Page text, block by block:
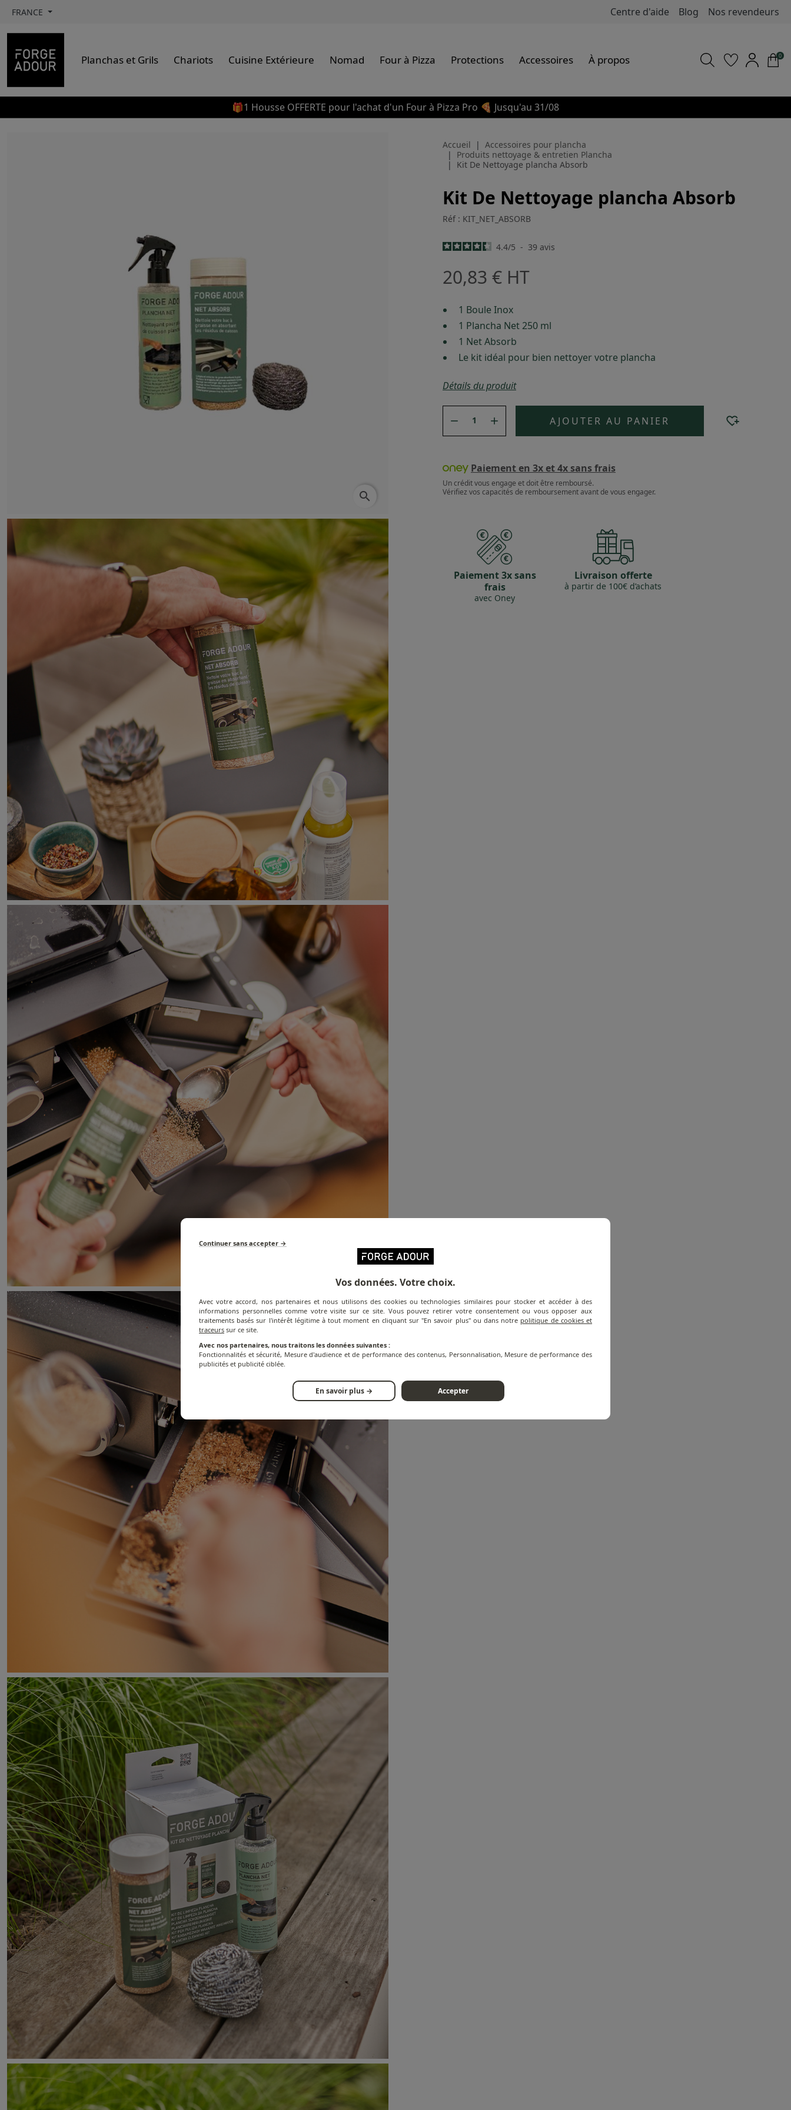
FRANCE Centre d'aide Blog Nos revendeurs
Planchas et Grils Chariots Cuisine Extérieure Nomad Four à Pizza Protections Accessoires À propos 0
🎁1 Housse OFFERTE pour l'achat d'un Four à Pizza Pro 🍕 Jusqu'au 31/08
search
Accueil
Accessoires pour plancha
Produits nettoyage & entretien Plancha
Kit De Nettoyage plancha Absorb
Kit De Nettoyage plancha Absorb
Réf : KIT_NET_ABSORB
4.4/5 - 39 avis
20,83 € HT
1 Boule Inox
1 Plancha Net 250 ml
1 Net Absorb
Le kit idéal pour bien nettoyer votre plancha
Détails du produit
  AJOUTER AU PANIER
Paiement en 3x et 4x sans frais
Un crédit vous engage et doit être remboursé.
Vérifiez vos capacités de remboursement avant de vous engager.
Paiement 3x sans
frais
avec Oney
Livraison offerte
à partir de 100€ d’achats
Continuer sans accepter →
Vos données. Votre choix.
Avec votre accord, nos partenaires et nous utilisons des cookies ou technologies similaires pour stocker et accéder à des
informations personnelles comme votre visite sur ce site. Vous pouvez retirer votre consentement ou vous opposer aux
traitements basés sur l'intérêt légitime à tout moment en cliquant sur "En savoir plus" ou dans notre politique de cookies et
traceurs sur ce site.
Avec nos partenaires, nous traitons les données suivantes :
Fonctionnalités et sécurité, Mesure d'audience et de performance des contenus, Personnalisation, Mesure de performance des
publicités et publicité ciblée.
En savoir plus → Accepter